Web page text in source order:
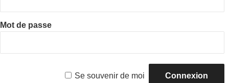
Mot de passe
Se souvenir de moi